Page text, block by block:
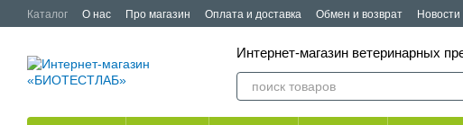
Перейти к основному контенту
Каталог О нас Про магазин Оплата и доставка Обмен и возврат Новости
Интернет-магазин ветеринарных